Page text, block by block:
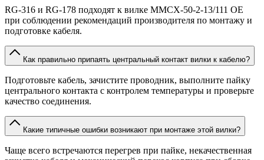
RG-316 и RG-178 подходят к вилке MMCX-50-2-13/111 OE
при соблюдении рекомендаций производителя по монтажу и
подготовке кабеля.
Как правильно припаять центральный контакт вилки к кабелю?
Подготовьте кабель, зачистите проводник, выполните пайку
центрального контакта с контролем температуры и проверьте
качество соединения.
Какие типичные ошибки возникают при монтаже этой вилки?
Чаще всего встречаются перегрев при пайке, некачественная